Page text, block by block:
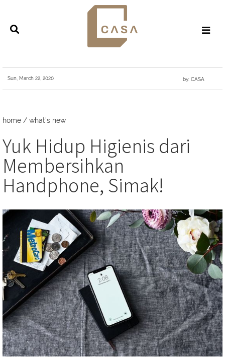
Sun, March 22, 2020 by: CASA
home / what's new
Yuk Hidup Higienis dari
Membersihkan
Handphone, Simak!